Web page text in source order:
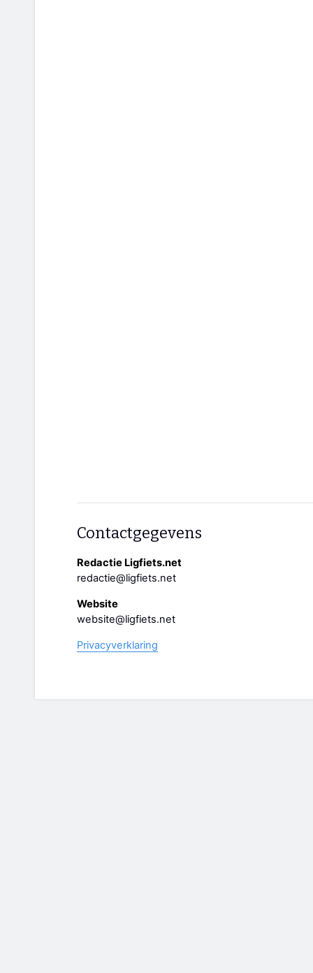
Contactgegevens
Redactie Ligfiets.net
redactie@ligfiets.net
Website
website@ligfiets.net
Privacyverklaring